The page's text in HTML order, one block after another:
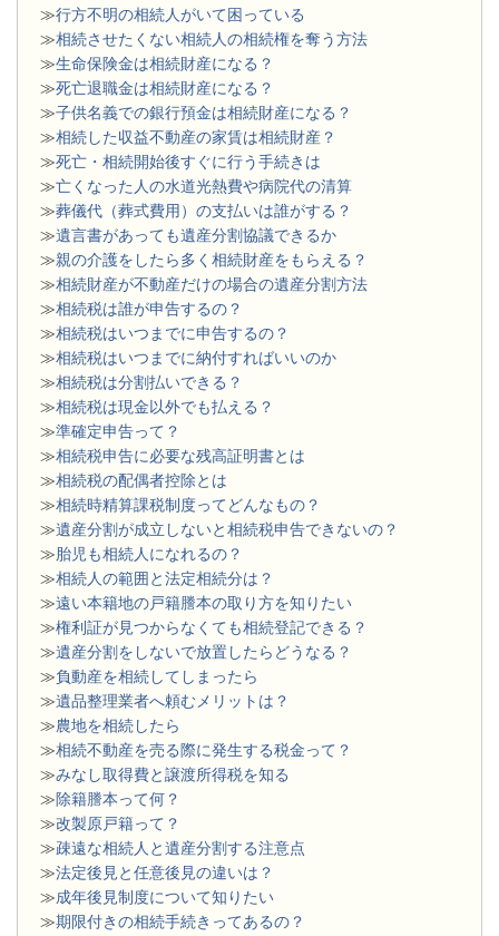
≫行方不明の相続人がいて困っている
≫相続させたくない相続人の相続権を奪う方法
≫生命保険金は相続財産になる？
≫死亡退職金は相続財産になる？
≫子供名義での銀行預金は相続財産になる？
≫相続した収益不動産の家賃は相続財産？
≫死亡・相続開始後すぐに行う手続きは
≫亡くなった人の水道光熱費や病院代の清算
≫葬儀代（葬式費用）の支払いは誰がする？
≫遺言書があっても遺産分割協議できるか
≫親の介護をしたら多く相続財産をもらえる？
≫相続財産が不動産だけの場合の遺産分割方法
≫相続税は誰が申告するの？
≫相続税はいつまでに申告するの？
≫相続税はいつまでに納付すればいいのか
≫相続税は分割払いできる？
≫相続税は現金以外でも払える？
≫準確定申告って？
≫相続税申告に必要な残高証明書とは
≫相続税の配偶者控除とは
≫相続時精算課税制度ってどんなもの？
≫遺産分割が成立しないと相続税申告できないの？
≫胎児も相続人になれるの？
≫相続人の範囲と法定相続分は？
≫遠い本籍地の戸籍謄本の取り方を知りたい
≫権利証が見つからなくても相続登記できる？
≫遺産分割をしないで放置したらどうなる？
≫負動産を相続してしまったら
≫遺品整理業者へ頼むメリットは？
≫農地を相続したら
≫相続不動産を売る際に発生する税金って？
≫みなし取得費と譲渡所得税を知る
≫除籍謄本って何？
≫改製原戸籍って？
≫疎遠な相続人と遺産分割する注意点
≫法定後見と任意後見の違いは？
≫成年後見制度について知りたい
≫期限付きの相続手続きってあるの？